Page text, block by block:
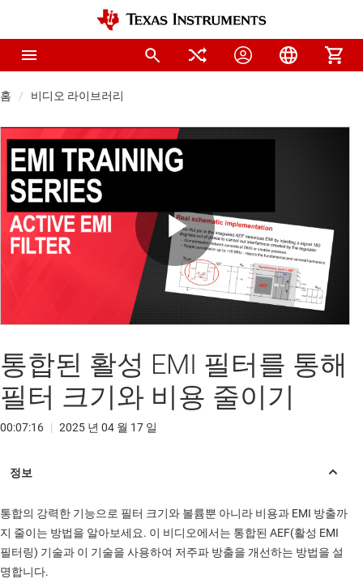
홈 비디오 라이브러리
Play
Video
통합된 활성 EMI 필터를 통해
필터 크기와 비용 줄이기
00:07:16 | 2025 년 04 월 17 일
통합의 강력한 기능으로 필터 크기와 볼륨뿐 아니라 비용과 EMI 방출까
지 줄이는 방법을 알아보세요. 이 비디오에서는 통합된 AEF(활성 EMI
필터링) 기술과 이 기술을 사용하여 저주파 방출을 개선하는 방법을 설
명합니다.